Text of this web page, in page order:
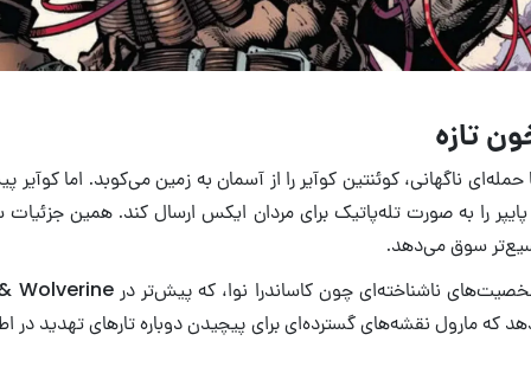
تازه
حمله‌ای ناگهانی، کوئنتین کوآیر را از آسمان به زمین می‌کوبد. اما
را به صورت تله‌پاتیک برای مردان ایکس ارسال کند. همین جزئیات
سوق می‌دهد.
که مارول نقشه‌های گسترده‌ای برای پیچیدن دوباره تارهای تهدید در